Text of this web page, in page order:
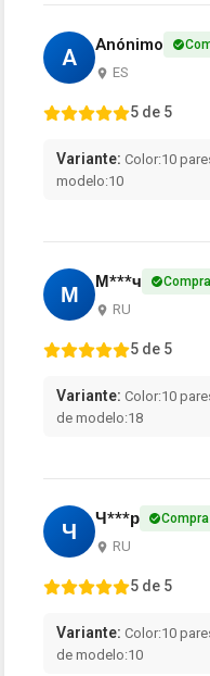
A Anónimo
ES
5 de 5
Variante: Color:10
modelo:10
М М***ч
RU
5 de 5
Variante: Color:10
de modelo:18
Ч Ч***р
RU
5 de 5
Variante: Color:10
de modelo:10